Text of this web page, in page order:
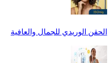
الحقن الوريدي للجمال والعافية